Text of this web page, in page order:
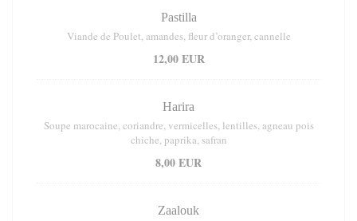
Pastilla
Viande de Poulet, amandes, fleur d’oranger, cannelle
12,00 EUR
Harira
Soupe marocaine, coriandre, vermicelles, lentilles, agneau pois
chiche, paprika, safran
8,00 EUR
Zaalouk